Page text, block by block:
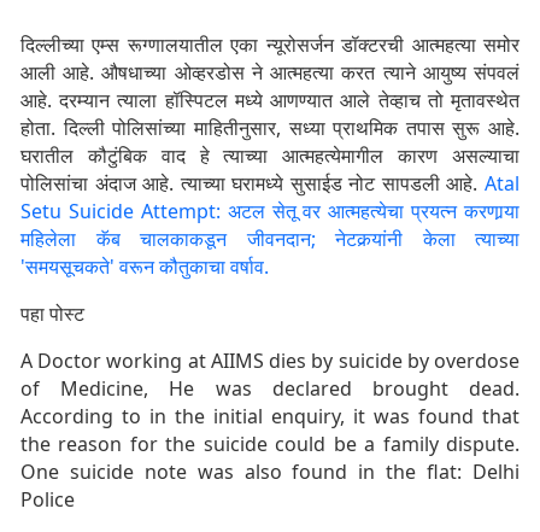
दिल्लीच्या एम्स रूग्णालयातील एका न्यूरोसर्जन डॉक्टरची आत्महत्या समोर
आली आहे. औषधाच्या ओव्हरडोस ने आत्महत्या करत त्याने आयुष्य संपवलं
आहे. दरम्यान त्याला हॉस्पिटल मध्ये आणण्यात आले तेव्हाच तो मृतावस्थेत
होता. दिल्ली पोलिसांच्या माहितीनुसार, सध्या प्राथमिक तपास सुरू आहे.
घरातील कौटुंबिक वाद हे त्याच्या आत्महत्येमागील कारण असल्याचा
पोलिसांचा अंदाज आहे. त्याच्या घरामध्ये सुसाईड नोट सापडली आहे. Atal
Setu Suicide Attempt: अटल सेतू वर आत्महत्येचा प्रयत्न करणार्‍या
महिलेला कॅब चालकाकडून जीवनदान; नेटकर्‍यांनी केला त्याच्या
'समयसूचकते' वरून कौतुकाचा वर्षाव.
पहा पोस्ट
A Doctor working at AIIMS dies by suicide by overdose
of Medicine, He was declared brought dead.
According to in the initial enquiry, it was found that
the reason for the suicide could be a family dispute.
One suicide note was also found in the flat: Delhi
Police